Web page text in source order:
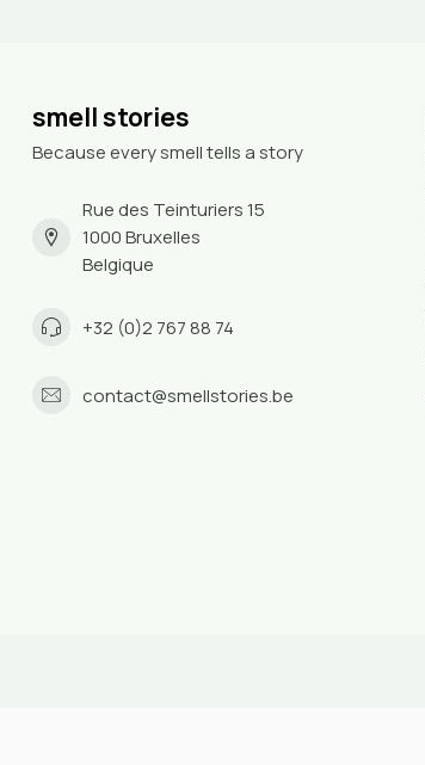
smell stories
Because every smell tells a story
Rue des Teinturiers 15
1000 Bruxelles
Belgique
+32 (0)2 767 88 74
contact@smellstories.be